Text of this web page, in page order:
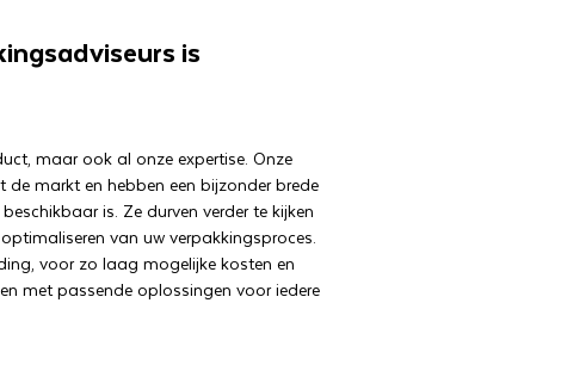
is
maar ook al onze expertise. Onze
markt en hebben een bijzonder brede
is. Ze durven verder te kijken
van uw verpakkingsproces.
voor zo laag mogelijke kosten en
met passende oplossingen voor iedere